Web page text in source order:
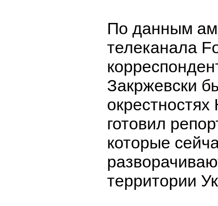
По данным
телеканала
Закржевски
окрестностях
готовил
которые
территории